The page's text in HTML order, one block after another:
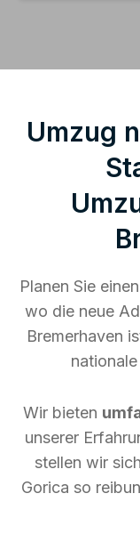
Umzug
Planen Sie
wo die neue
Bremerhaven
Wir bieten
unserer
stellen wir
Gorica so